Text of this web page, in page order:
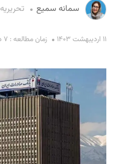
سمانه سمیع تحریریه
۱۱ اردیبهشت ۱۴۰۳ زمان مطالعه : ۷ دقیقه